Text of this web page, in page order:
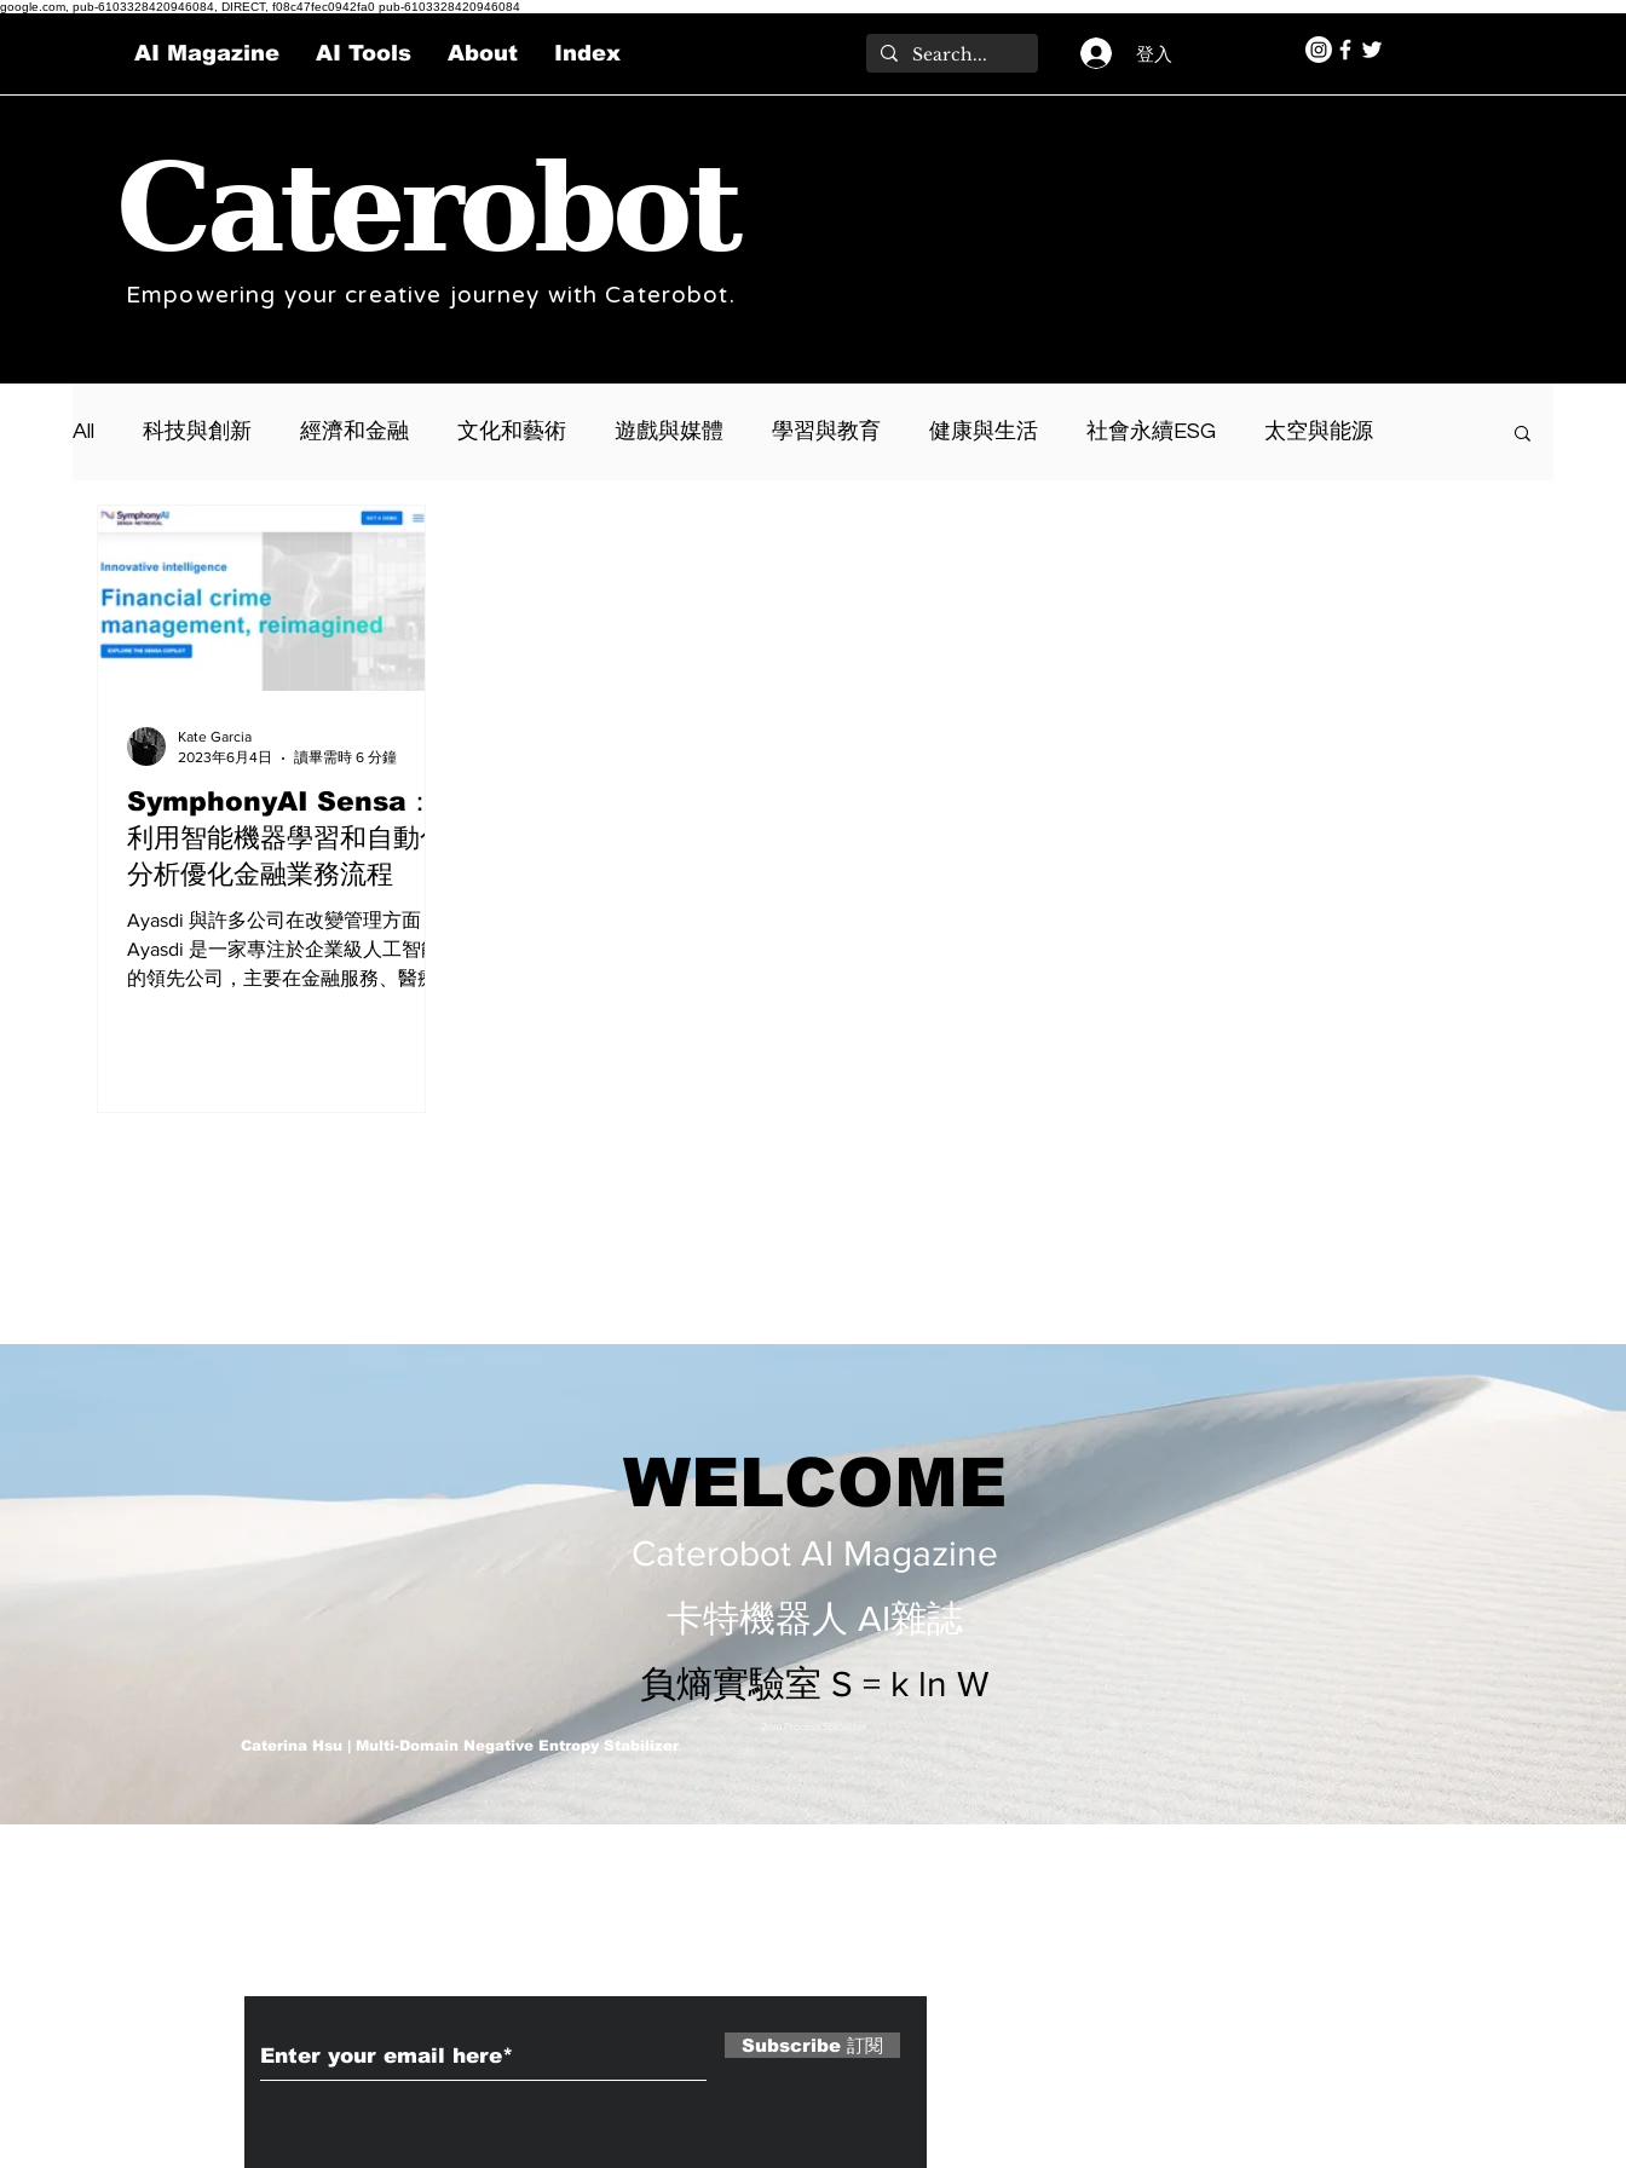
google.com, pub-6103328420946084, DIRECT, f08c47fec0942fa0 pub-6103328420946084
AI Magazine AI Tools About Index 登入
Caterobot
Empowering your creative journey with Caterobot.
All 科技與創新 經濟和金融 文化和藝術 遊戲與媒體 學習與教育 健康與生活 社會永續ESG 太空與能源
SymphonyAI Sensa：
利用智能機器學習和自動化
分析優化金融業務流程
Ayasdi 與許多公司在改變管理方面
Ayasdi 是一家專注於企業級人工智能
的領先公司，主要在金融服務、醫療
Kate Garcia
2023年6月4日
讀畢需時 6 分鐘
WELCOME
Caterobot AI Magazine
​​卡特機器人 AI雜誌
負熵實驗室 S = k ln W
2nm Process Stabilizer
Caterina Hsu | Multi-Domain Negative Entropy Stabilizer
Subscribe 訂閱